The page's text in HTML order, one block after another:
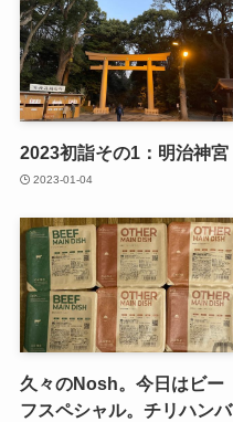
2023初詣その1：明治神宮
2023-01-04
久々のNosh。今日はビー
フスペシャル。チリハンバ